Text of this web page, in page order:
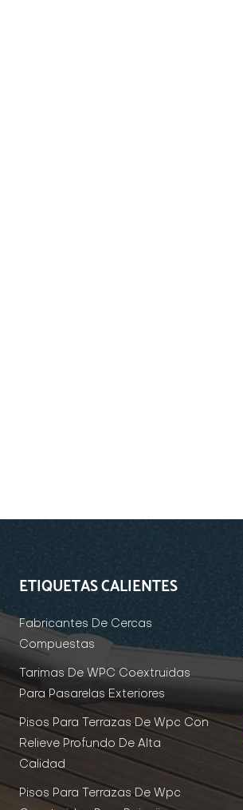
ETIQUETAS CALIENTES
Fabricantes De Cercas
Compuestas
Tarimas De WPC Coextruidas
Para Pasarelas Exteriores
Pisos Para Terrazas De Wpc Con
Relieve Profundo De Alta
Calidad
Pisos Para Terrazas De Wpc